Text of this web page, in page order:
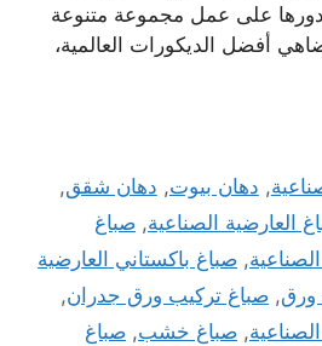
على عمل مجموعة متنوعة
أفضل الديكورات العالمية،
, دهان بيوت, دهان شقق,
العارضية الصناعية, صباغ
, صباغ باكستاني العارضية
ورق, صباغ تركيب ورق جدران,
, صباغ خشب, صباغ